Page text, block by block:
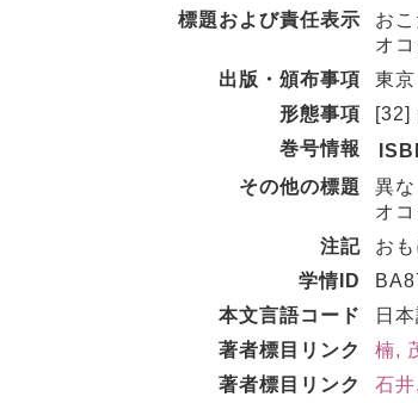
標題および責任表示
お
オ
出版・頒布事項
東
形態事項
[32]
巻号情報
その他の標題
異
オ
注記
お
学情ID
本文言語コード
日
著者標目リンク
楠,
著者標目リンク
石